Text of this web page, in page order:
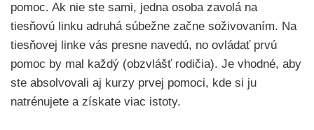
pomoc. Ak nie ste sami, jedna osoba zavolá na
tiesňovú linku adruhá súbežne začne soživovaním. Na
tiesňovej linke vás presne navedú, no ovládať prvú
pomoc by mal každý (obzvlášť rodičia). Je vhodné, aby
ste absolvovali aj kurzy prvej pomoci, kde si ju
natrénujete a získate viac istoty.